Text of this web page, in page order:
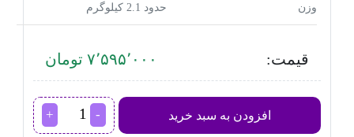
وزن حدود 2.1 کیلوگرم
قیمت: ۷٬۵۹۵٬۰۰۰ تومان
افزودن به سبد خرید
خردکن
پارس